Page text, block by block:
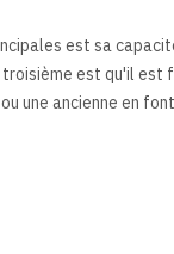
est sa
est qu'il est
une ancienne en